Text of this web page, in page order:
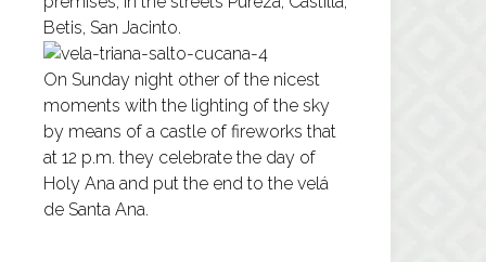
Betis, San Jacinto.
On Sunday night other of the nicest
moments with the lighting of the sky
by means of a castle of fireworks that
at 12 p.m. they celebrate the day of
Holy Ana and put the end to the velá
de Santa Ana.